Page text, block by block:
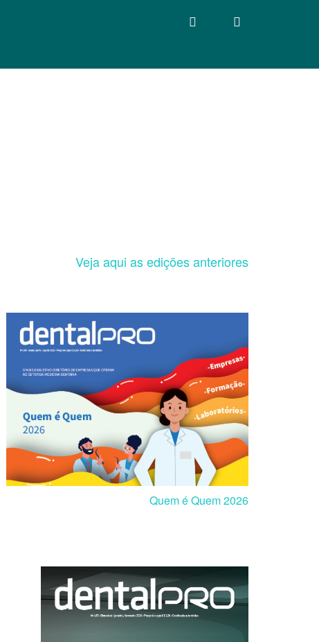
Veja aqui as edições anteriores
Quem é Quem 2026